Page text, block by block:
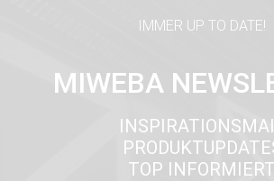
IMMER UP TO DATE!
MIWEBA
TOP INFORMIERT